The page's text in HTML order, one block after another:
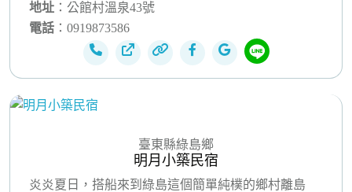
地址 ：公館村溫泉43號
電話 ：0919873586
臺東縣綠島鄉
明月小築民宿
炎炎夏日，搭船來到綠島這個簡單純樸的鄉村離島